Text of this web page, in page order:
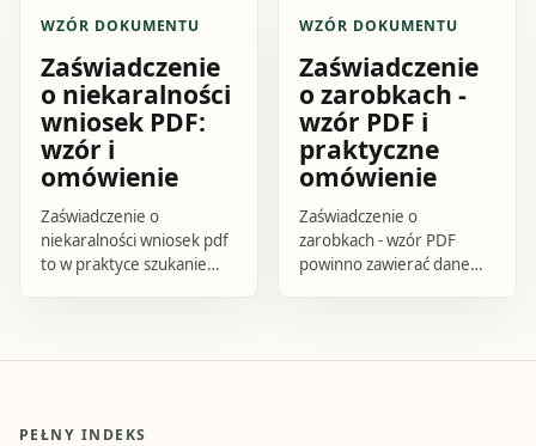
zaległości podatkowych
albo wskazującego stan.
gotowego szkicu
dokumentu.
WZÓR DOKUMENTU
Zaświadczenie
o niekaralności
wniosek PDF:
wzór i
omówienie
Zaświadczenie o
niekaralności wniosek pdf
to w praktyce szukanie
osobie oraz.
WZÓR DOKUMENTU
Zaświadczenie
o zarobkach -
wzór PDF i
praktyczne
omówienie
Zaświadczenie o
zarobkach - wzór PDF
powinno zawierać dane
dokument, wskazanie
PEŁNY INDEKS